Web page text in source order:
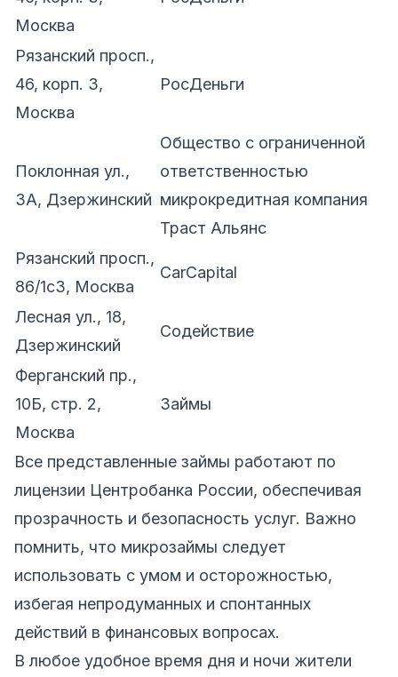
Москва
Рязанский просп.,
46, корп. 3,
Москва
РосДеньги
Поклонная ул.,
3А, Дзержинский
Общество с ограниченной
ответственностью
микрокредитная компания
Траст Альянс
Рязанский просп.,
86/1с3, Москва
CarCapital
Лесная ул., 18,
Дзержинский
Содействие
Ферганский пр.,
10Б, стр. 2,
Москва
Займы
Все представленные займы работают по
лицензии Центробанка России, обеспечивая
прозрачность и безопасность услуг. Важно
помнить, что микрозаймы следует
использовать с умом и осторожностью,
избегая непродуманных и спонтанных
действий в финансовых вопросах.
В любое удобное время дня и ночи жители